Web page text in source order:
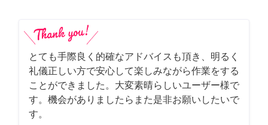
とても手際良く的確なアドバイスも頂き、明るく
礼儀正しい方で安心して楽しみながら作業をする
ことができました。大変素晴らしいユーザー様で
す。機会がありましたらまた是非お願いしたいで
す。